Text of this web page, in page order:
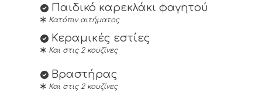
Παιδικό καρεκλάκι φαγητού
Κατόπιν αιτήματος
Κεραμικές εστίες
Και στις 2 κουζίνες
Βραστήρας
Και στις 2 κουζίνες